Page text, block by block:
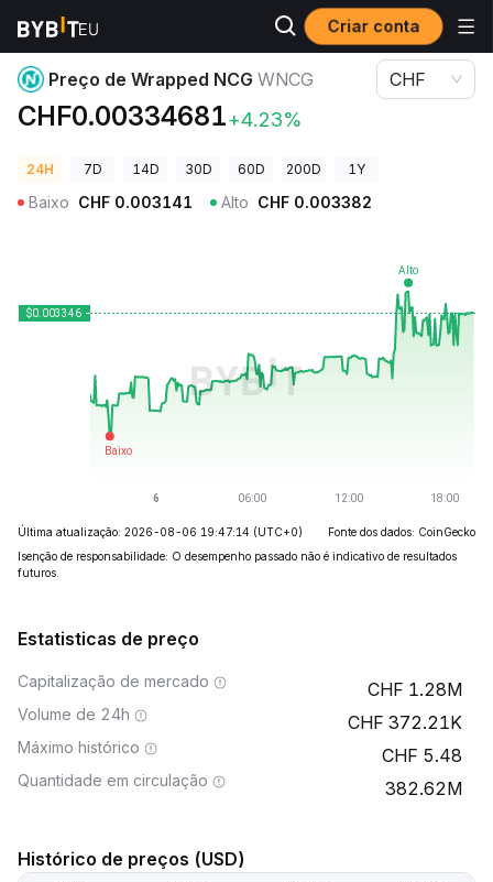
Criar conta
Preços de Criptomoedas Preço de Wrapped NCG WNCG
Preço de Wrapped NCG WNCG
CHF0.00334681+4.23%
CHF
24H 7D 14D 30D 60D 200D 1Y
Baixo CHF 0.003141 Alto CHF 0.003382
Última atualização: 2026-08-06 19:47:14 (UTC+0)
Fonte dos dados: CoinGecko
Isenção de responsabilidade: O desempenho passado não é indicativo de resultados
futuros.
Estatisticas de preço
Capitalização de mercado 1.28M
Volume de 24h 372.21K
Máximo histórico 5.48
Quantidade em circulação 382.62M
Histórico de preços (USD)